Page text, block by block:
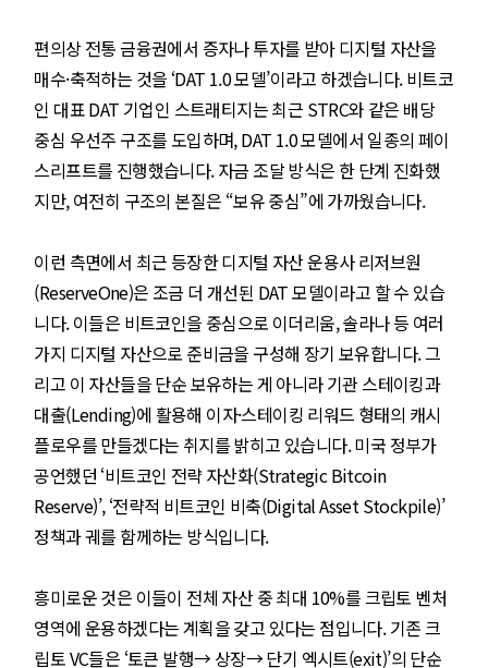
편의상 전통 금융권에서 증자나 투자를 받아 디지털 자산을
매수·축적하는 것을 ‘DAT 1.0 모델’이라고 하겠습니다. 비트코
인 대표 DAT 기업인 스트래티지는 최근 STRC와 같은 배당
중심 우선주 구조를 도입하며, DAT 1.0 모델에서 일종의 페이
스리프트를 진행했습니다. 자금 조달 방식은 한 단계 진화했
지만, 여전히 구조의 본질은 “보유 중심”에 가까웠습니다.
이런 측면에서 최근 등장한 디지털 자산 운용사 리저브원
(ReserveOne)은 조금 더 개선된 DAT 모델이라고 할 수 있습
니다. 이들은 비트코인을 중심으로 이더리움, 솔라나 등 여러
가지 디지털 자산으로 준비금을 구성해 장기 보유합니다. 그
리고 이 자산들을 단순 보유하는 게 아니라 기관 스테이킹과
대출(Lending)에 활용해 이자·스테이킹 리워드 형태의 캐시
플로우를 만들겠다는 취지를 밝히고 있습니다. 미국 정부가
공언했던 ‘비트코인 전략 자산화(Strategic Bitcoin
Reserve)’, ‘전략적 비트코인 비축(Digital Asset Stockpile)’
정책과 궤를 함께하는 방식입니다.
흥미로운 것은 이들이 전체 자산 중 최대 10%를 크립토 벤처
영역에 운용하겠다는 계획을 갖고 있다는 점입니다. 기존 크
립토 VC들은 ‘토큰 발행→ 상장→ 단기 엑시트(exit)’의 단순